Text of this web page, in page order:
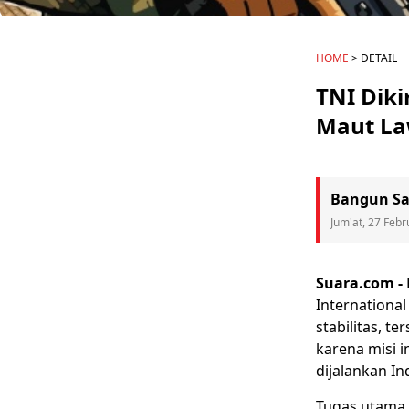
HOME > DETAIL
TNI
Maut
Bangun
Jum'at, 27
Suara.com -
International
stabilitas,
karena misi
dijalankan